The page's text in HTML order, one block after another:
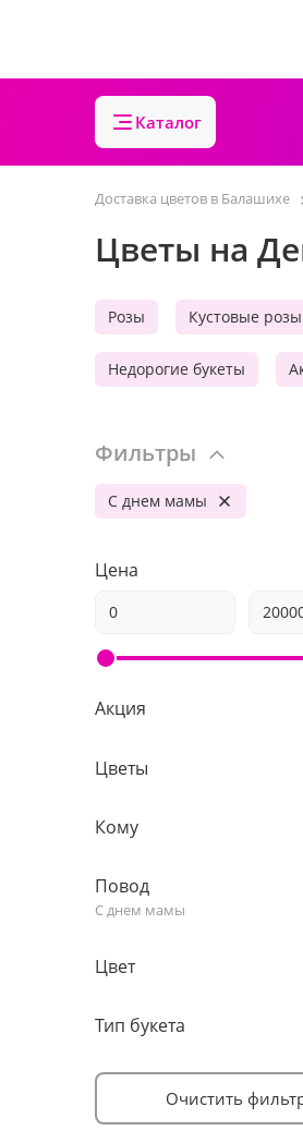
Каталог
Доставка цветов в Балашихе
Цветы на
Розы Кустовые розы
Недорогие букеты
Фильтры
С днем мамы
Цена
Акция
Цветы
Кому
Повод
С днем мамы
Цвет
Тип букета
Очистить